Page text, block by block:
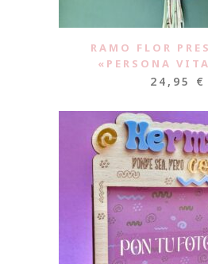
RAMO FLOR
«PERSONA
24,95 €